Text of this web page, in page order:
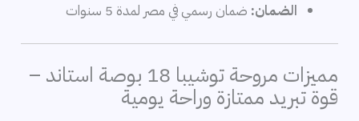
الضمان: ضمان رسمي في مصر لمدة 5 سنوات
مميزات مروحة توشيبا 18 بوصة استاند –
قوة تبريد ممتازة وراحة يومية